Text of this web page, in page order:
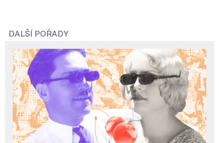
DALŠÍ POŘADY